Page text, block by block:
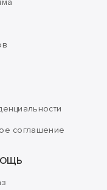
соглашение